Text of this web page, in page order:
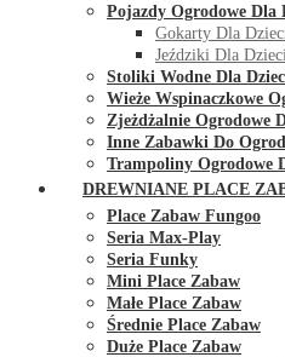
Pojazdy Ogrodowe Dla
Gokarty Dla
Jeździki Dla
Stoliki Wodne Dla
Wieże Wspinaczkowe
Zjeżdżalnie Ogrodowe
Inne Zabawki Do
Trampoliny Ogrodowe
DREWNIANE PLACE
Place Zabaw Fungoo
Seria Max-Play
Seria Funky
Mini Place Zabaw
Małe Place Zabaw
Średnie Place Zabaw
Duże Place Zabaw